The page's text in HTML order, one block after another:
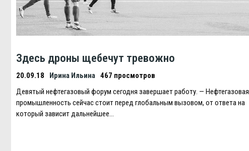
Здесь дроны щебечут тревожно
20.09.18 Ирина Ильина 467 просмотров
Девятый нефтегазовый форум сегодня завершает работу. — Нефтегазовая
промышленность сейчас стоит перед глобальным вызовом, от ответа на
который зависит дальнейшее…